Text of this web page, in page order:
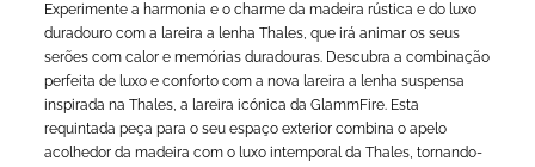
Experimente a harmonia e o charme da madeira rústica e do luxo
duradouro com a lareira a lenha Thales, que irá animar os seus
serões com calor e memórias duradouras. Descubra a combinação
perfeita de luxo e conforto com a nova lareira a lenha suspensa
inspirada na Thales, a lareira icónica da GlammFire. Esta
requintada peça para o seu espaço exterior combina o apelo
acolhedor da madeira com o luxo intemporal da Thales, tornando-